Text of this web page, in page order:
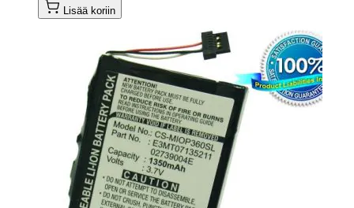
Lisää koriin